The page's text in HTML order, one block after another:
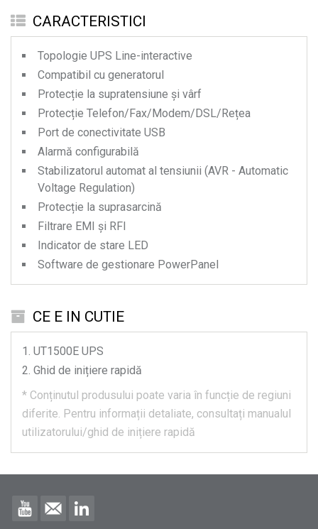
CARACTERISTICI
Topologie UPS Line-interactive
Compatibil cu generatorul
Protecție la supratensiune și vârf
Protecție Telefon/Fax/Modem/DSL/Rețea
Port de conectivitate USB
Alarmă configurabilă
Stabilizatorul automat al tensiunii (AVR - Automatic
Voltage Regulation)
Protecție la suprasarcină
Filtrare EMI și RFI
Indicator de stare LED
Software de gestionare PowerPanel
CE E IN CUTIE
UT1500E UPS
Ghid de inițiere rapidă
* Conținutul produsului poate varia în funcție de regiuni
diferite. Pentru informații detaliate, consultați manualul
utilizatorului/ghid de inițiere rapidă